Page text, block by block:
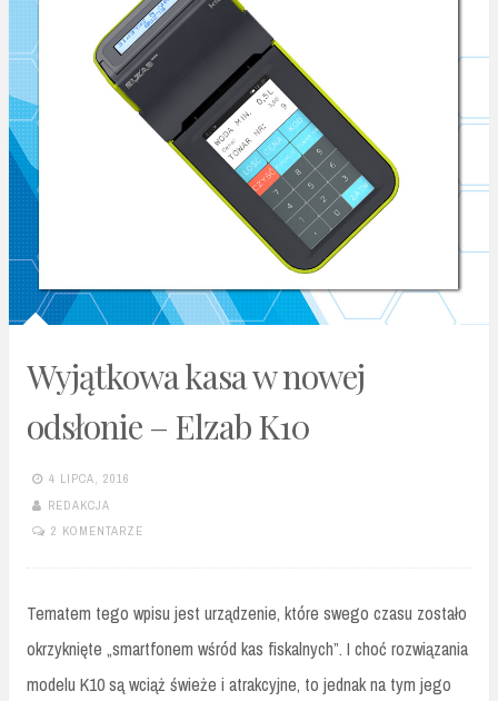
Wyjątkowa kasa w nowej
odsłonie – Elzab K10
4 LIPCA, 2016
REDAKCJA
2 KOMENTARZE
Tematem tego wpisu jest urządzenie, które swego czasu zostało
okrzyknięte „smartfonem wśród kas fiskalnych”. I choć rozwiązania
modelu K10 są wciąż świeże i atrakcyjne, to jednak na tym jego